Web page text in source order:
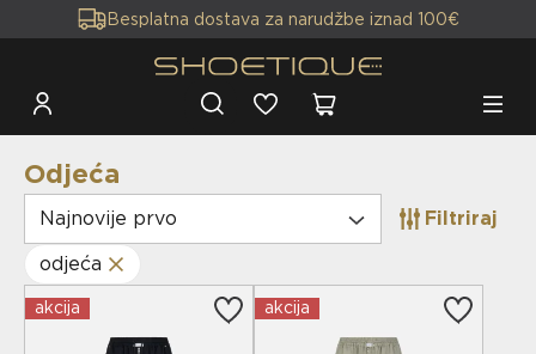
Besplatna dostava za narudžbe iznad 100€
Odjeća
Najnovije prvo
Filtriraj
odjeća
akcija akcija